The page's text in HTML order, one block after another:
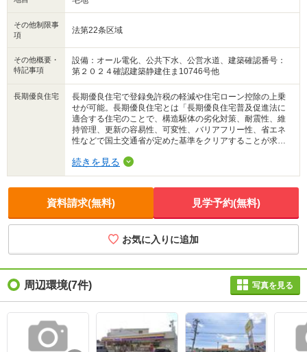
その他制限事
項
法第22条区域
その他概要・
特記事項
設備：オール電化、公共下水、公営水道、建築確認番号：
第２０２４確認建築静建住ま10746号他
長期優良住宅
長期優良住宅で登録免許税の軽減や住宅ローン控除の上乗
せが可能。長期優良住宅とは「長期優良住宅普及促進法に
適合する住宅のことで、構造駆体の劣化対策、耐震性、維
持管理、更新の容易性、可変性、バリアフリー性、省エネ
性などで国土交通省が定めた基準をクリアすることが求め
続きを見る
資料請求(無料) 見学予約(無料)
お気に入りに追加
周辺環境(7件) 写真を見る